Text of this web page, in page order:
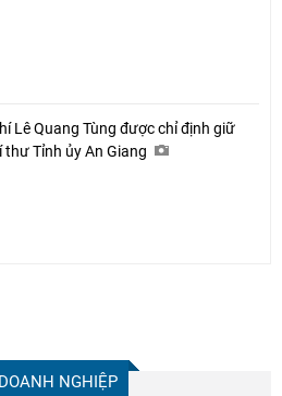
Lê Quang Tùng được chỉ định giữ
thư Tỉnh ủy An Giang
NGHIỆP